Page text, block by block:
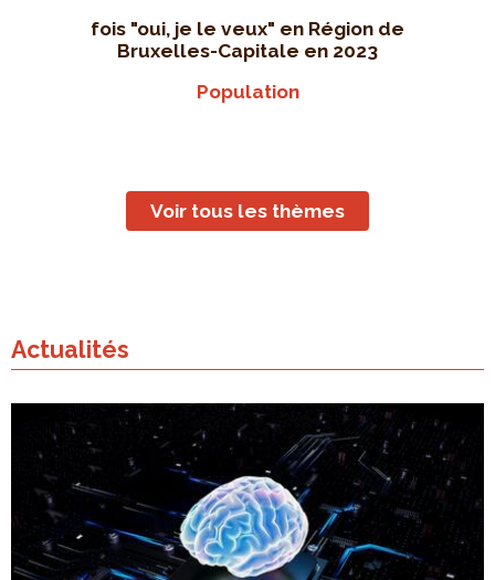
fois "oui, je le veux" en Région de
Bruxelles-Capitale en 2023
Population
Voir tous les thèmes
Actualités